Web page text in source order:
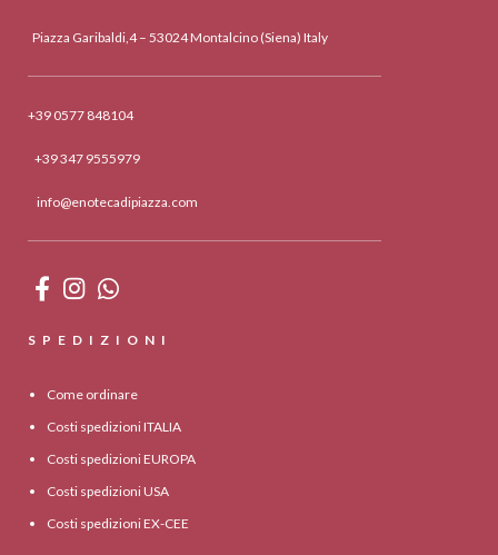
Piazza Garibaldi,4 – 53024 Montalcino (Siena) Italy
+39 0577 848104
+39 347 9555979
info@enotecadipiazza.com
SPEDIZIONI
Come ordinare
Costi spedizioni ITALIA
Costi spedizioni EUROPA
Costi spedizioni USA
Costi spedizioni EX-CEE